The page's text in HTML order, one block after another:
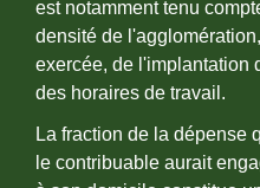
est notamment tenu
densité de
exercée, de l'implantation
des horaires de travail.
La fraction de la dépense
le contribuable aurait